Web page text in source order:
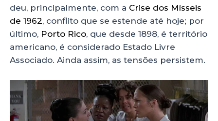
deu, principalmente, com a Crise dos Mísseis
de 1962, conflito que se estende até hoje; por
último, Porto Rico, que desde 1898, é território
americano, é considerado Estado Livre
Associado. Ainda assim, as tensões persistem.